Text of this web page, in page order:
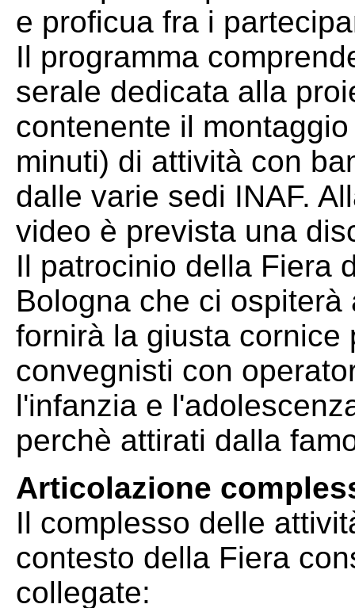
e proficua fra i
Il programma
serale dedicata alla
contenente il
minuti) di attività con
dalle varie sedi INAF.
video è prevista una
Il patrocinio della Fiera
Bologna che ci
fornirà la giusta cornice
convegnisti con
l'infanzia e
perchè attirati dalla
Articolazione
Il complesso delle
contesto della Fiera
collegate: